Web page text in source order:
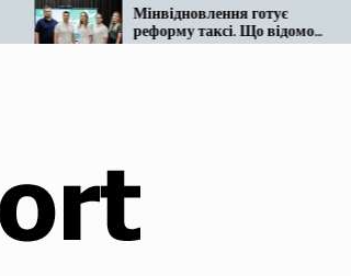
Мінвідновлення готує
реформу таксі. Що відомо
наразі…